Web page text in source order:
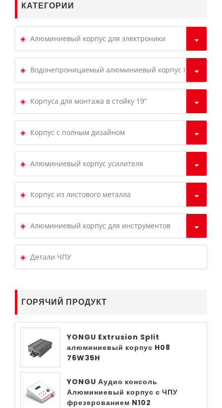
КАТЕГОРИИ
Алюминиевый корпус для электроники
Водонепроницаемый алюминиевый корпус IP68
Корпуса для монтажа в стойку 19”
Корпус с полным дизайном
Алюминиевый корпус усилителя
Корпус из листового металла
Алюминиевый корпус для инструментов
Детали ЧПУ
ГОРЯЧИЙ ПРОДУКТ
YONGU Extrusion Split
алюминиевый корпус H08
76W35H
YONGU Аудио консоль
Алюминиевый корпус с ЧПУ
фрезерованием N102